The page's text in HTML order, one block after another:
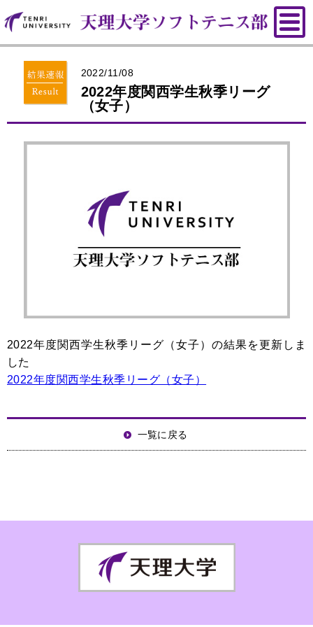
2022/11/08
2022年度関西学生秋季リーグ
（女子）
2022年度関西学生秋季リーグ（女子）の結果を更新しま
した
2022年度関西学生秋季リーグ（女子）
一覧に戻る